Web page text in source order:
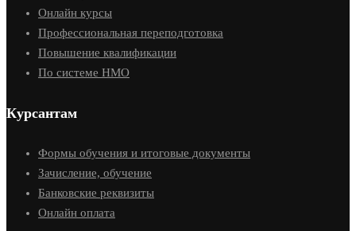
Онлайн курсы
Профессиональная переподготовка
Повышение квалификации
По системе НМО
Курсантам
Формы обучения и итоговые документы
Зачисление, обучение
Банковские реквизиты
Онлайн оплата